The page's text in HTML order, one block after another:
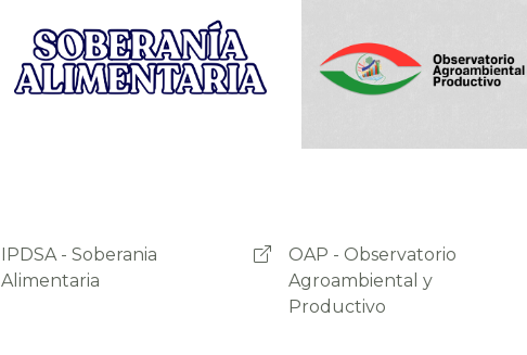
OAP - Observatorio
Agroambiental y
Programa Empoderar